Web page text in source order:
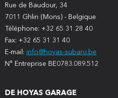
Rue de Baudour, 34
7011 Ghlin (Mons) - Belgique
Téléphone: +32 65 31 28 40
Fax: +32 65 31 31 40
E-mail: info@hoyas-subaru.be
N° Entreprise BE0783.089.512
DE HOYAS GARAGE